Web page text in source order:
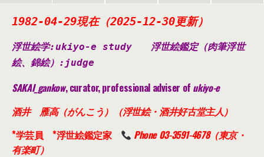
1982-04-29現在（2025-12-30更新）
浮世絵学:ukiyo-e study 浮世絵鑑定（肉筆浮世
絵、錦絵） :judge
SAKAI_gankow, curator, professional adviser of ukiyo-e
酒井 雁高（がんこう）（浮世絵・酒井好古堂主人）
*学芸員 *浮世絵鑑定家
Phone 03-3591-4678（東京・
有楽町）